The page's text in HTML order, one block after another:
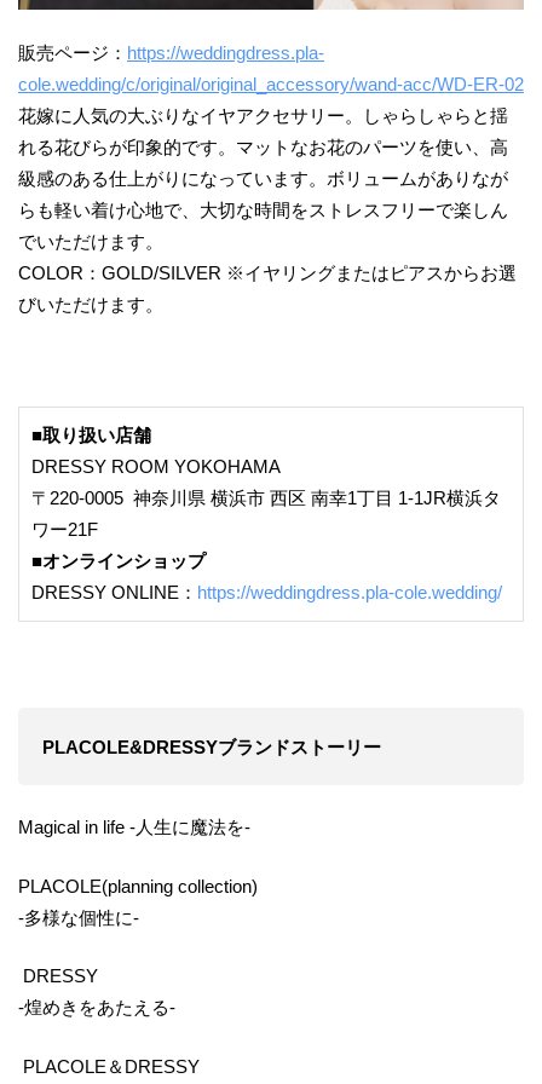
販売ページ： https://weddingdress.pla-
cole.wedding/c/original/original_accessory/wand-acc/WD-ER-02
花嫁に人気の大ぶりなイヤアクセサリー。しゃらしゃらと揺
れる花びらが印象的です。マットなお花のパーツを使い、高
級感のある仕上がりになっています。ボリュームがありなが
らも軽い着け心地で、大切な時間をストレスフリーで楽しん
でいただけます。
COLOR：GOLD/SILVER ※イヤリングまたはピアスからお選
びいただけます。
■取り扱い店舗
DRESSY ROOM YOKOHAMA
〒220-0005 神奈川県 横浜市 西区 南幸1丁目 1-1JR横浜タ
ワー21F
■オンラインショップ
DRESSY ONLINE： https://weddingdress.pla-cole.wedding/
PLACOLE&DRESSYブランドストーリー
Magical in life -人生に魔法を-
PLACOLE(planning collection)
-多様な個性に-
DRESSY
-煌めきをあたえる-
PLACOLE＆DRESSY